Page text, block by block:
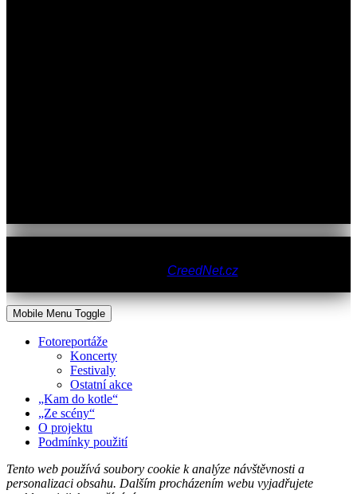
CreedNet.cz- všechna práva
Mobile Menu Toggle
Fotoreportáže
Koncerty
Festivaly
Ostatní akce
„Kam do kotle“
„Ze scény“
O projektu
Podmínky použití
Tento web používá soubory cookie k analýze návštěvnosti a
personalizaci obsahu. Dalším procházením webu vyjadřujete